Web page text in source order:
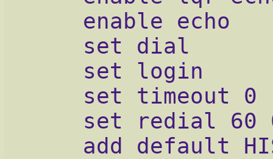
enable echo
set dial
set login
set timeout 0
set redial 60
add default